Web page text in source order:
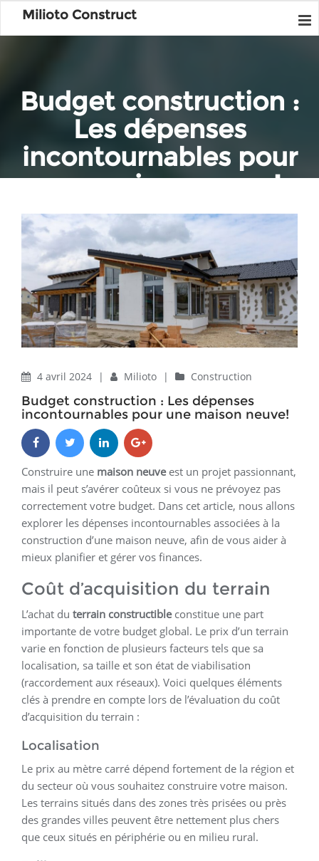
Milioto Construct
Budget construction :
Les dépenses
incontournables pour
une maison neuve!
Home
Construction
Budget construction : Les dépenses incontournables pour une
maison neuve!
4 avril 2024 | Milioto | Construction
Budget construction : Les dépenses
incontournables pour une maison neuve!
Construire une maison neuveest un projet passionnant,
mais il peut s’avérer coûteux si vous ne prévoyez pas
correctement votre budget. Dans cet article, nous allons
explorer les dépenses incontournables associées à la
construction d’une maison neuve, afin de vous aider à
mieux planifier et gérer vos finances.
Coût d’acquisition du terrain
L’achat du terrain constructibleconstitue une part
importante de votre budget global. Le prix d’un terrain
varie en fonction de plusieurs facteurs tels que sa
localisation, sa taille et son état de viabilisation
(raccordement aux réseaux). Voici quelques éléments
clés à prendre en compte lors de l’évaluation du coût
d’acquisition du terrain :
Localisation
Le prix au mètre carré dépend fortement de la région et
du secteur où vous souhaitez construire votre maison.
Les terrains situés dans des zones très prisées ou près
des grandes villes peuvent être nettement plus chers
que ceux situés en périphérie ou en milieu rural.